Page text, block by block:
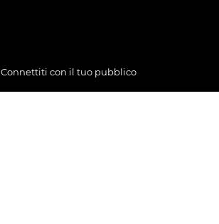
Connettiti con il tuo pubblico